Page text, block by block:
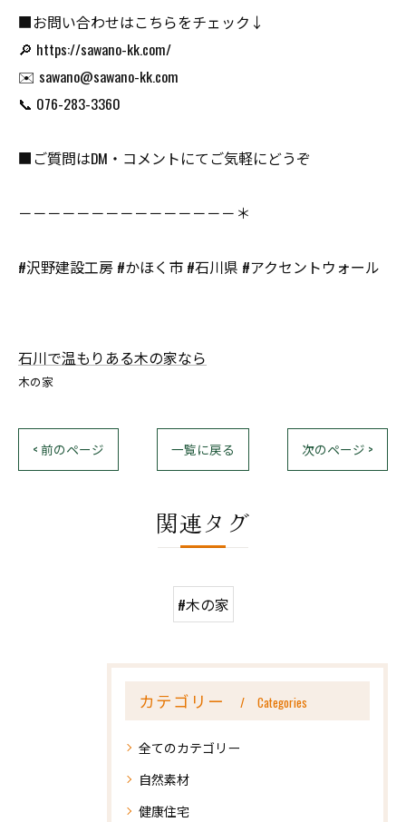
■お問い合わせはこちらをチェック↓
🔎 https://sawano-kk.com/
✉️ sawano@sawano-kk.com
📞 076-283-3360
■ご質問はDM・コメントにてご気軽にどうぞ
－－－－－－－－－－－－－－－＊
#沢野建設工房 #かほく市 #石川県 #アクセントウォール
石川で温もりある木の家なら
木の家
< 前のページ 一覧に戻る 次のページ >
関連タグ
#木の家
カテゴリー Categories
全てのカテゴリー
自然素材
健康住宅